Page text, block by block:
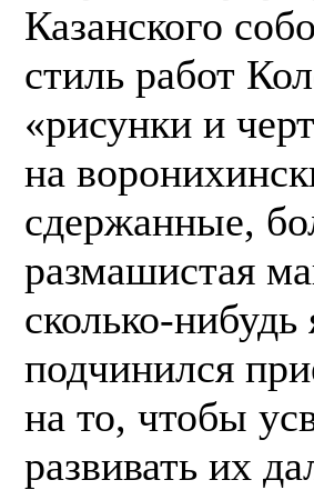
Казанского
стиль работ
«рисунки и
на
сдержанные,
размашистая
сколько-
подчинился
на то, чтобы
развивать их